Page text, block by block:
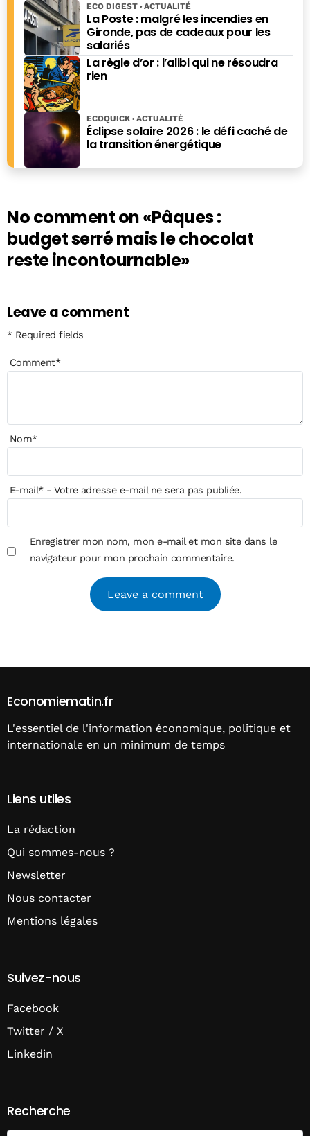
La Poste : malgré les incendies en
Gironde, pas de cadeaux pour les
salariés
ECO DIGEST ACTUALITÉ
La règle d’or : l’alibi qui ne résoudra
rien
Éclipse solaire 2026 : le défi caché de
la transition énergétique
ECOQUICK ACTUALITÉ
No comment on«Pâques :
budget serré mais le chocolat
reste incontournable»
Leave a comment
* Required fields
Comment*
Nom*
E-mail*- Votre adresse e-mail ne sera pas publiée.
Enregistrer mon nom, mon e-mail et mon site dans le
navigateur pour mon prochain commentaire.
Economiematin.fr
L'essentiel de l'information économique, politique et
internationale en un minimum de temps
Liens utiles
La rédaction
Qui sommes-nous ?
Newsletter
Nous contacter
Mentions légales
Suivez-nous
Facebook
Twitter / X
Linkedin
Recherche